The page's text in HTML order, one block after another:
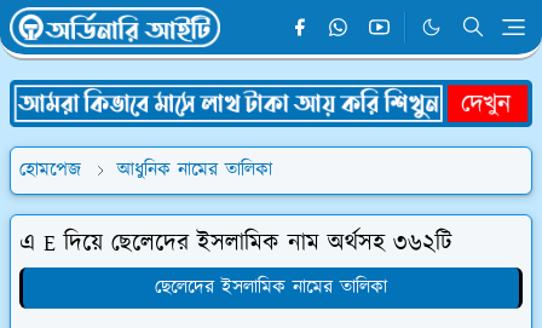
হোমপেজ আধুনিক নামের তালিকা
এ E দিয়ে ছেলেদের ইসলামিক নাম অর্থসহ ৩৬২টি
ছেলেদের ইসলামিক নামের তালিকা